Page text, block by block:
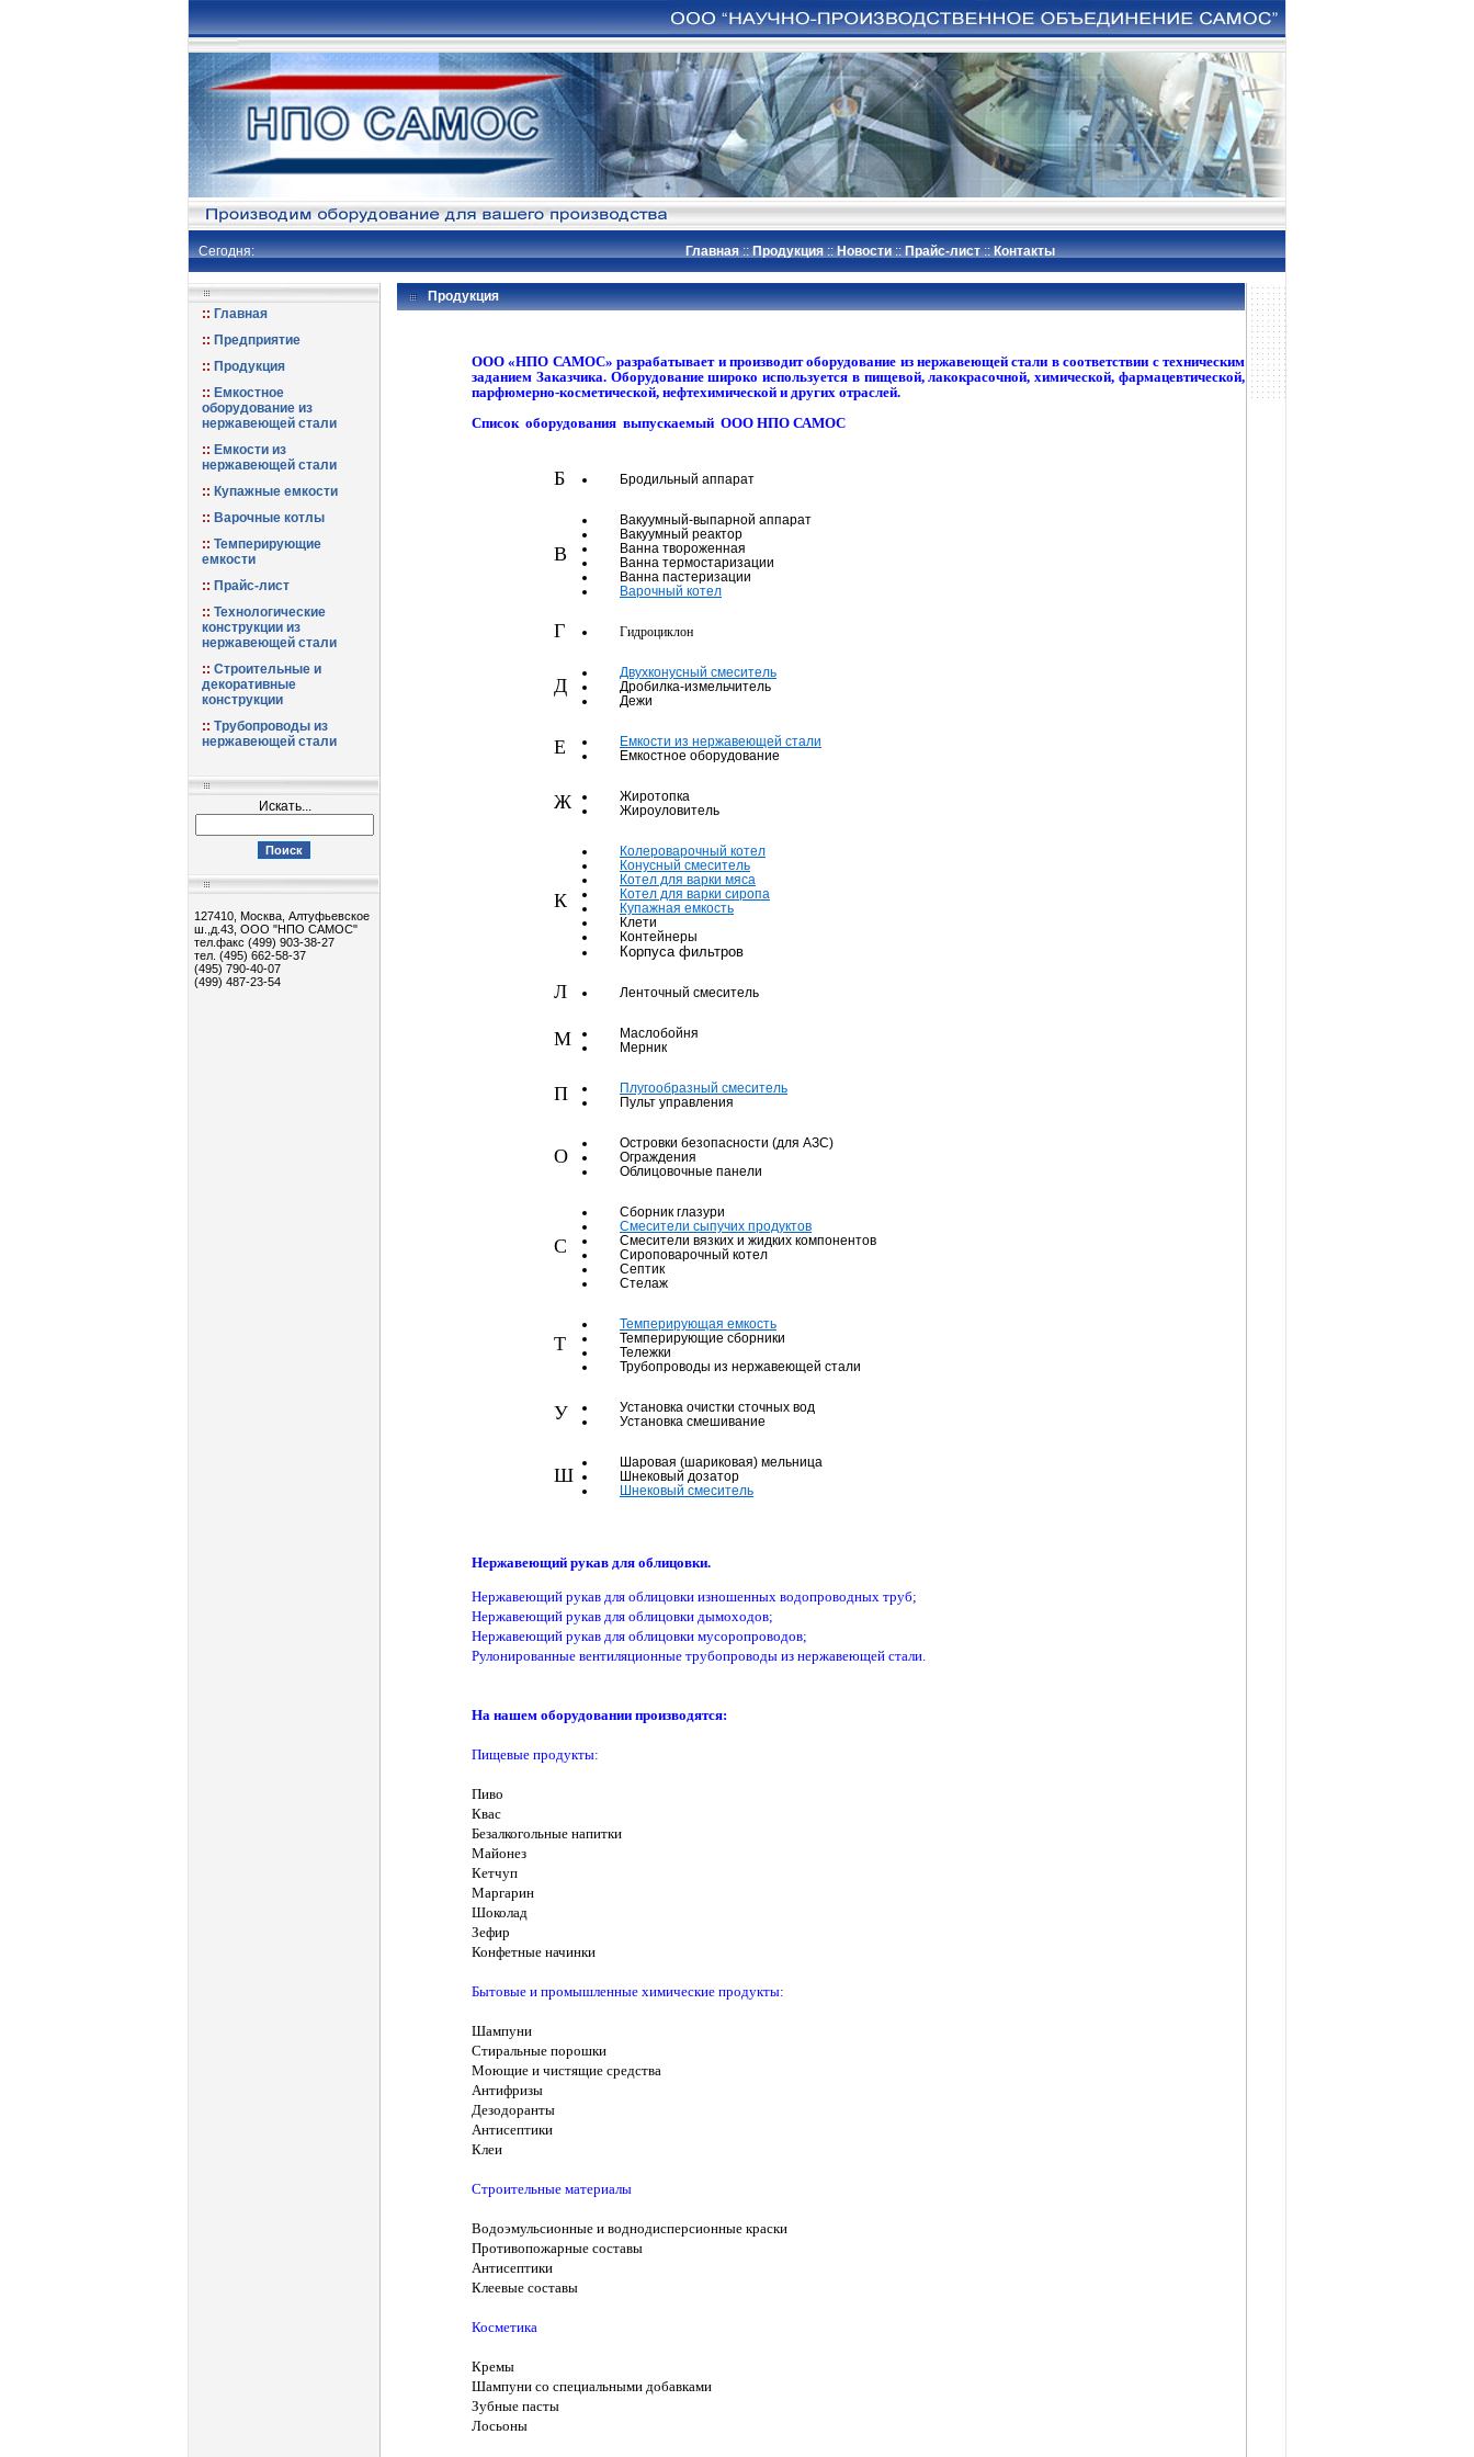
Сегодня: Главная Продукция Новости Прайс-лист Контакты
Главная
Предприятие
Продукция
Емкостное
оборудование из
нержавеющей стали
Емкости из
нержавеющей стали
Купажные емкости
Варочные котлы
Темперирующие
емкости
Прайс-лист
Технологические
конструкции из
нержавеющей стали
Строительные и
декоративные
конструкции
Трубопроводы из
нержавеющей стали
Искать...
Поиск
127410, Москва, Алтуфьевское
ш.,д.43, ООО "НПО САМОС"
тел.факс (499) 903-38-27
тел. (495) 662-58-37
(495) 790-40-07
(499) 487-23-54
Продукция
ООО «НПО САМОС» разрабатывает и производит оборудование из нержавеющей стали в соответствии с техническим
заданием Заказчика. Оборудование широко используется в пищевой, лакокрасочной, химической, фармацевтической,
парфюмерно-косметической, нефтехимической и других отраслей.
Список оборудования выпускаемый ООО НПО САМОС
Б Бродильный аппарат
В
Вакуумный-выпарной аппарат
Вакуумный реактор
Ванна твороженная
Ванна термостаризации
Ванна пастеризации
Варочный котел
Г Гидроциклон
Д
Двухконусный смеситель
Дробилка-измельчитель
Дежи
Е
Eмкости из нержавеющей стали
Емкостное оборудование
Ж
Жиротопка
Жироуловитель
К
Колероварочный котел
Конусный смеситель
Котел для варки мяса
Котел для варки сиропа
Купажная емкость
Клети
Контейнеры
Корпуса фильтров
Л Ленточный смеситель
М
Маслобойня
Мерник
П
Плугообразный смеситель
Пульт управления
О
Островки безопасности (для АЗС)
Ограждения
Облицовочные панели
С
Сборник глазури
Смесители сыпучих продуктов
Смесители вязких и жидких компонентов
Сироповарочный котел
Септик
Стелаж
Т
Темперирующая емкость
Темперирующие сборники
Тележки
Трубопроводы из нержавеющей стали
У
Установка очистки сточных вод
Установка смешивание
Ш
Шаровая (шариковая) мельница
Шнековый дозатор
Шнековый смеситель
Нержавеющий рукав для облицовки.
Нержавеющий рукав для облицовки изношенных водопроводных труб;
Нержавеющий рукав для облицовки дымоходов;
Нержавеющий рукав для облицовки мусоропроводов;
Рулонированные вентиляционные трубопроводы из нержавеющей стали.
На нашем оборудовании производятся:
Пищевые продукты:
Пиво
Квас
Безалкогольные напитки
Майонез
Кетчуп
Маргарин
Шоколад
Зефир
Конфетные начинки
Бытовые и промышленные химические продукты:
Шампуни
Стиральные порошки
Моющие и чистящие средства
Антифризы
Дезодоранты
Антисептики
Клеи
Строительные материалы
Водоэмульсионные и воднодисперсионные краски
Противопожарные составы
Антисептики
Клеевые составы
Косметика
Кремы
Шампуни со специальными добавками
Зубные пасты
Лосьоны